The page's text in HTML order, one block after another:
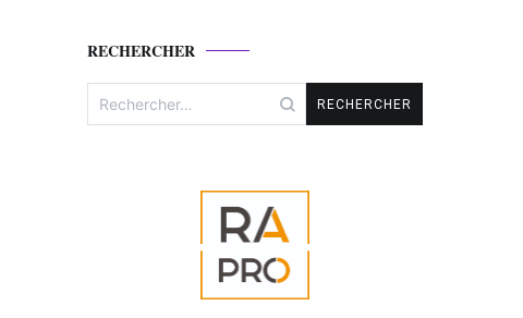
RECHERCHER